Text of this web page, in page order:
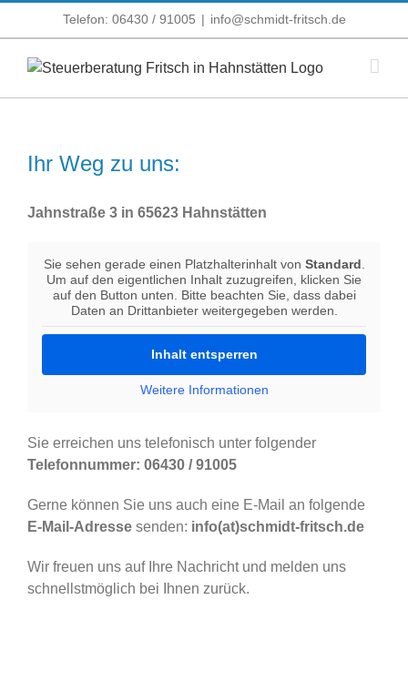
Telefon: 06430 / 91005 | info@schmidt-fritsch.de
Ihr Weg zu uns:
Jahnstraße 3 in 65623 Hahnstätten
Sie sehen gerade einen Platzhalterinhalt von Standard
Um auf den eigentlichen Inhalt zuzugreifen, klicken Sie
auf den Button unten. Bitte beachten Sie, dass dabei
Daten an Drittanbieter weitergegeben werden.
Inhalt entsperren
Weitere Informationen
Sie erreichen uns telefonisch unter folgender
Telefonnummer: 06430 / 91005
Gerne können Sie uns auch eine E-Mail an folgende
E-Mail-Adresse senden: info(at)schmidt-fritsch.de
Wir freuen uns auf Ihre Nachricht und melden uns
schnellstmöglich bei Ihnen zurück.